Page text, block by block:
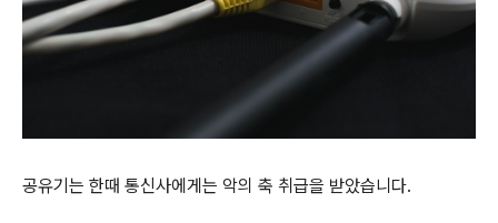
공유기는 한때 통신사에게는 악의 축 취급을 받았습니다.